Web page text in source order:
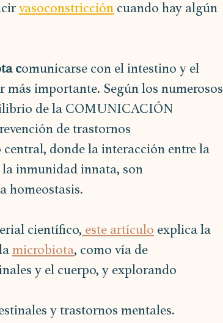
vasoconstricción cuando hay algún
comunicarse con el intestino y el
más importante. Según los numerosos
de la COMUNICACIÓN
de trastornos
donde la interacción entre la
inmunidad innata, son
homeostasis.
científico, este artículo explica la
microbiota, como vía de
y el cuerpo, y explorando
y trastornos mentales.